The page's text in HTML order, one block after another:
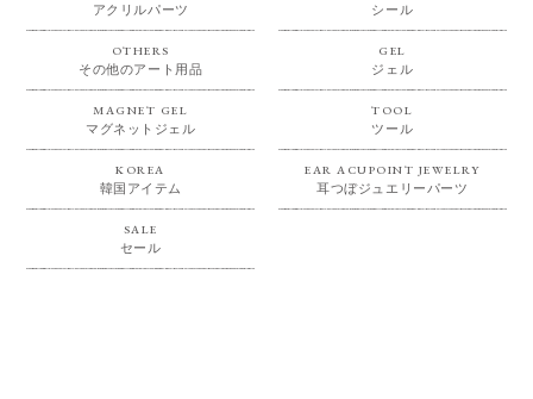
アクリルパーツ シール
OTHERS
その他のアート用品
GEL
ジェル
MAGNET GEL
マグネットジェル
TOOL
ツール
KOREA
韓国アイテム
EAR ACUPOINT JEWELRY
耳つぼジュエリーパーツ
SALE
セール